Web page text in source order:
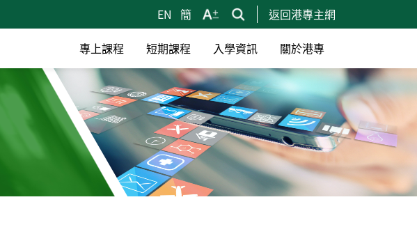
EN 簡 返回港專主網
專上課程 短期課程 入學資訊 關於港專